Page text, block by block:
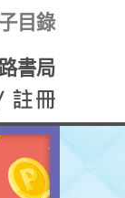
目錄
書局